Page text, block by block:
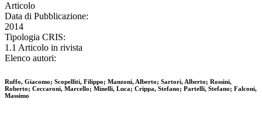
Articolo
Data di Pubblicazione:
2014
Tipologia CRIS:
1.1 Articolo in rivista
Elenco autori:
Ruffo, Giacomo; Scopelliti, Filippo; Manzoni, Alberto; Sartori, Alberto; Rossini,
Roberto; Ceccaroni, Marcello; Minelli, Luca; Crippa, Stefano; Partelli, Stefano; Falconi,
Massimo